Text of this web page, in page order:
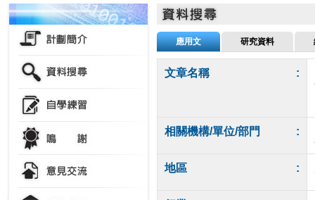
應用文 研究資料
文章名稱 :
相關機構/單位/部門 :
地區 :